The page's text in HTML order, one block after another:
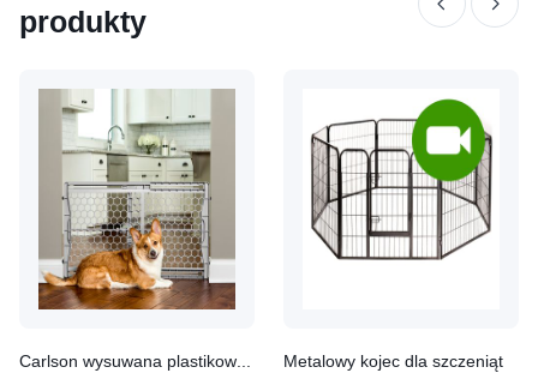
produkty
Metalowy kojec dla szczeniąt